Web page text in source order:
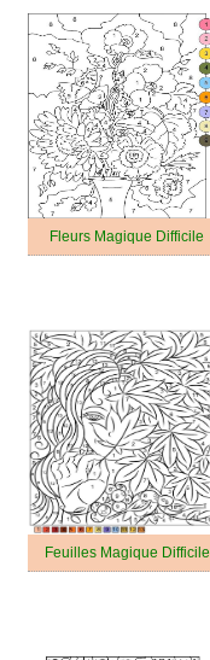
Fleurs Magique Difficile
Feuilles Magique Difficile